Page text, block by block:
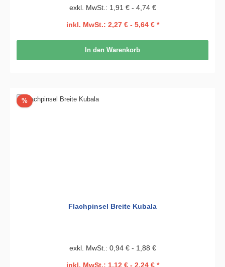
exkl. MwSt.: 1,91 € - 4,74 €
inkl. MwSt.: 2,27 € - 5,64 € *
In den Warenkorb
%Rabatt
Flachpinsel Breite Kubala
exkl. MwSt.: 0,94 € - 1,88 €
inkl. MwSt.: 1,12 € - 2,24 € *